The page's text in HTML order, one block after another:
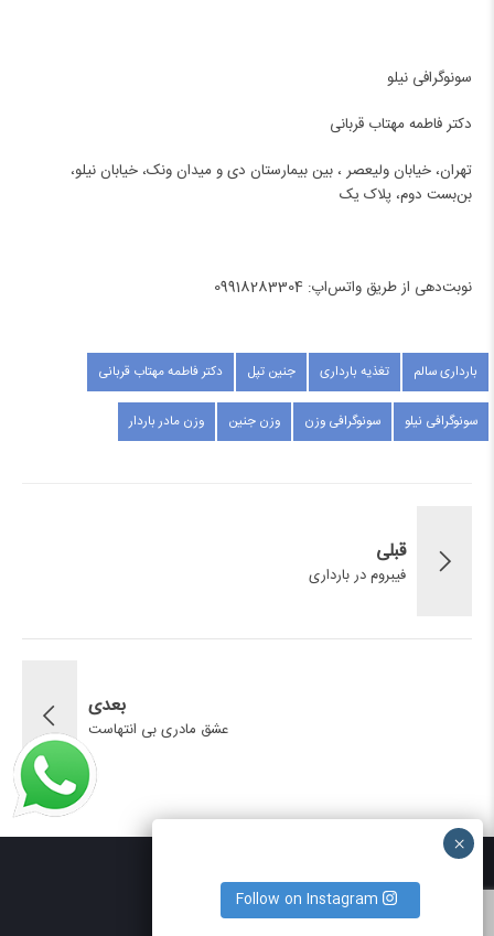
سونوگرافی نیلو
دکتر فاطمه مهتاب قربانی
تهران، خیابان ولیعصر ، بین بیمارستان دی و میدان ونک، خیابان نیلو،
بن‌بست دوم، پلاک یک
نوبت‌دهی از طریق واتس‌اپ: 09918283304
بارداری سالم تغذیه بارداری جنین تپل دکتر فاطمه مهتاب قربانی
سونوگرافی نیلو سونوگرافی وزن وزن جنین وزن مادر باردار
قبلی
فیبروم در بارداری
بعدی
عشق مادری بی انتهاست
Follow on Instagram